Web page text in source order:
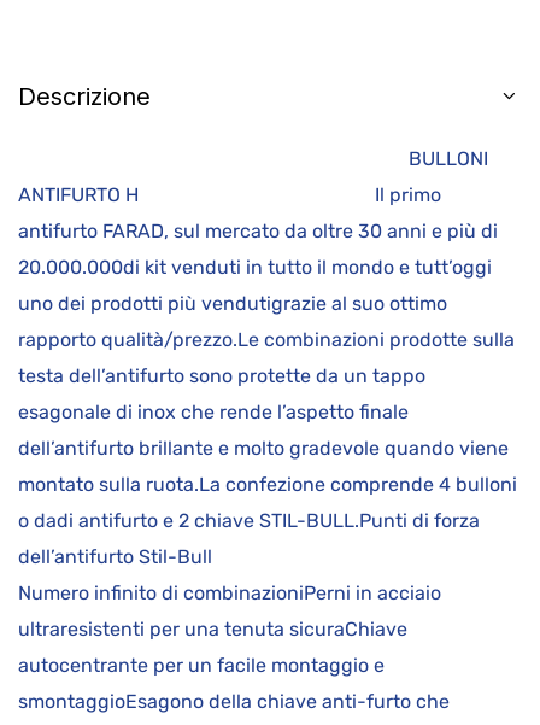
Descrizione
BULLONI
ANTIFURTO H Il primo
antifurto FARAD, sul mercato da oltre 30 anni e più di
20.000.000di kit venduti in tutto il mondo e tutt’oggi
uno dei prodotti più vendutigrazie al suo ottimo
rapporto qualità/prezzo.Le combinazioni prodotte sulla
testa dell’antifurto sono protette da un tappo
esagonale di inox che rende l’aspetto finale
dell’antifurto brillante e molto gradevole quando viene
montato sulla ruota.La confezione comprende 4 bulloni
o dadi antifurto e 2 chiave STIL-BULL.Punti di forza
dell’antifurto Stil-Bull
Numero infinito di combinazioniPerni in acciaio
ultraresistenti per una tenuta sicuraChiave
autocentrante per un facile montaggio e
smontaggioEsagono della chiave anti-furto che